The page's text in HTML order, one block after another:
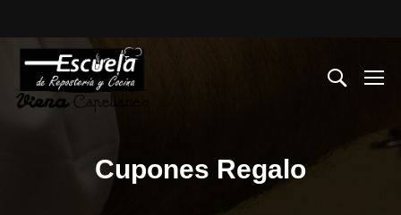
Cupones Regalo